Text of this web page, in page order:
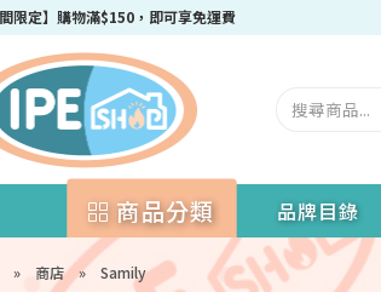
間限定】購物滿$150，即可享免運費
IPEshop會員，新會員即可獲得迎新$50購物優惠碼！
商品分類 品牌目錄
» 商店» Samily